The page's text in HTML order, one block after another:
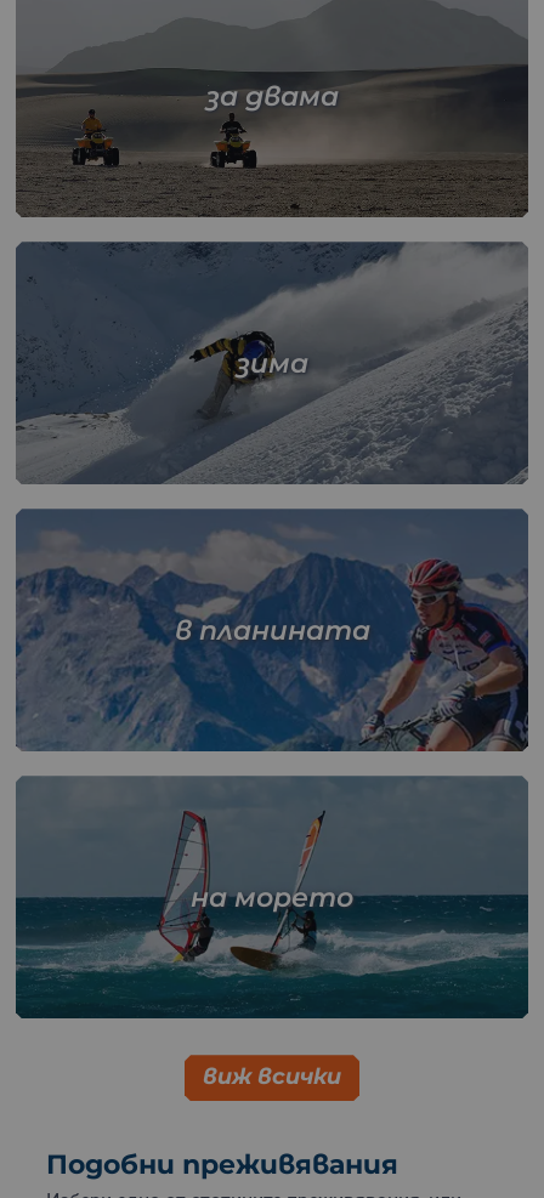
за двама
зима
в планината
на морето
виж всички
Подобни преживявания